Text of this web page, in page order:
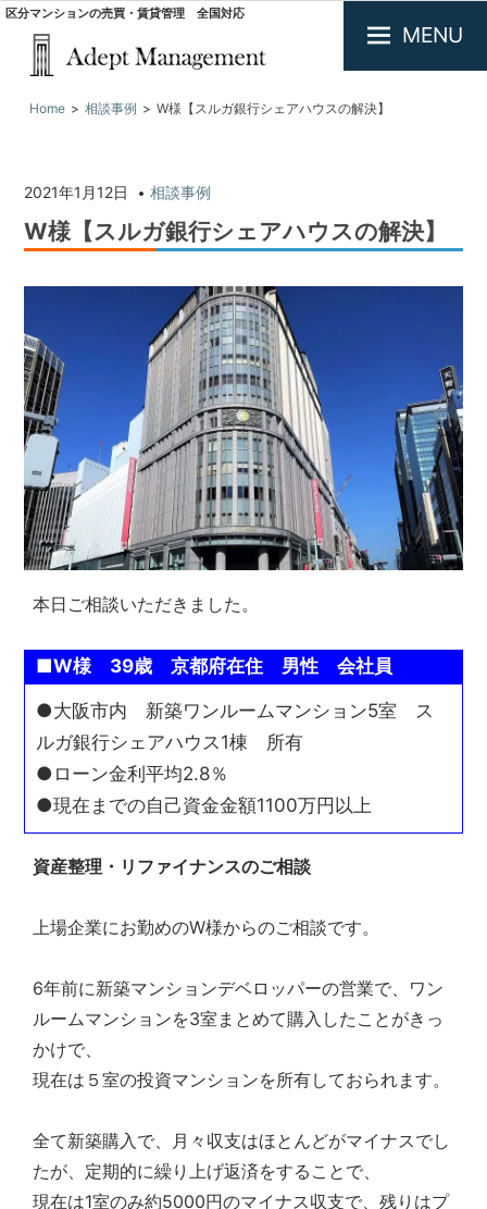
区分マンションの売買・賃貸管理 全国対応
阪
用
不
動
取・
査
定.
区
分
ン
シ
ョ
ン
の
買・
貸
管
理
国
対
応.
マ
ョ
不
産
な
ら
ア
プ
ト
マ
MENU
Home 相談事例 W様【スルガ銀行シェアハウスの解決】
2021年1月12日 相談事例
W様【スルガ銀行シェアハウスの解決】
本日ご相談いただきました。
■W様 39歳 京都府在住 男性 会社員
●大阪市内 新築ワンルームマンション5室 ス
ルガ銀行シェアハウス1棟 所有
●ローン金利平均2.8％
●現在までの自己資金金額1100万円以上
資産整理・リファイナンスのご相談
上場企業にお勤めのW様からのご相談です。
6年前に新築マンションデベロッパーの営業で、ワン
ルームマンションを3室まとめて購入したことがきっ
かけで、
現在は５室の投資マンションを所有しておられます。
全て新築購入で、月々収支はほとんどがマイナスでし
たが、定期的に繰り上げ返済をすることで、
現在は1室のみ約5000円のマイナス収支で、残りはプ